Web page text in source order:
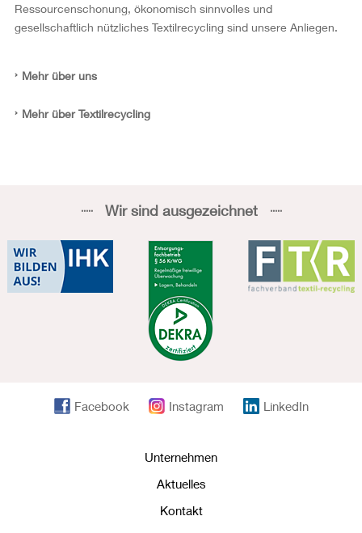
Ressourcenschonung, ökonomisch sinnvolles und
gesellschaftlich nützliches Textilrecycling sind unsere Anliegen.
Mehr über uns
Mehr über Textilrecycling
Wir sind ausgezeichnet
Facebook Instagram LinkedIn
Unternehmen
Aktuelles
Kontakt